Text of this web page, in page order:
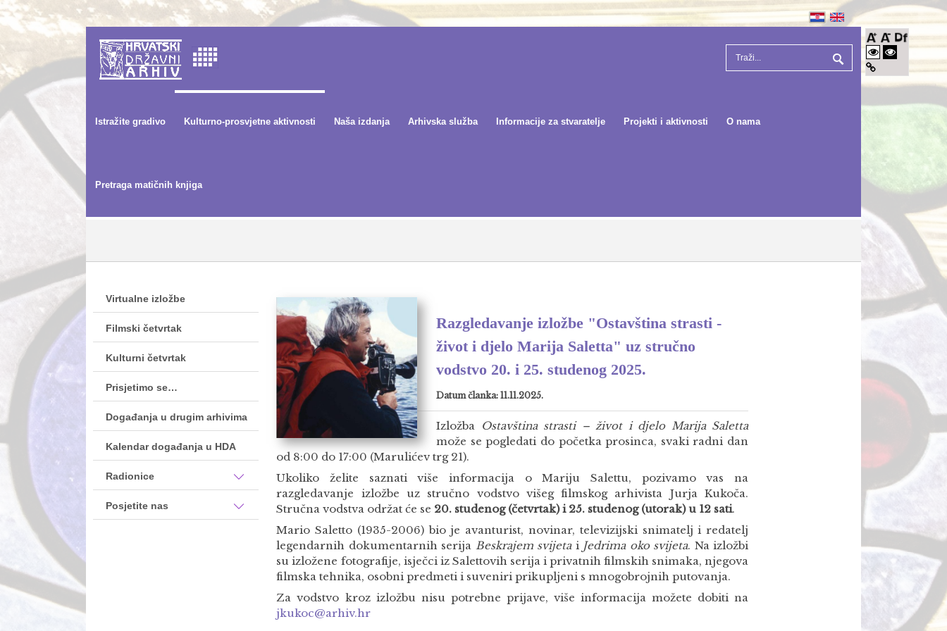
Istražite gradivo Kulturno-prosvjetne aktivnosti Naša izdanja Arhivska služba Informacije za stvaratelje Projekti i aktivnosti O nama
Pretraga matičnih knjiga
Virtualne izložbe
Filmski četvrtak
Kulturni četvrtak
Prisjetimo se…
Događanja u drugim arhivima
Kalendar događanja u HDA
Radionice
Posjetite nas
Razgledavanje izložbe "Ostavština strasti -
život i djelo Marija Saletta" uz stručno
vodstvo 20. i 25. studenog 2025.
Datum članka: 11.11.2025.
Izložba Ostavština strasti – život i djelo Marija Saletta
može se pogledati do početka prosinca, svaki radni dan
od 8:00 do 17:00 (Marulićev trg 21).
Ukoliko želite saznati više informacija o Mariju Salettu, pozivamo vas na
razgledavanje izložbe uz stručno vodstvo višeg filmskog arhivista Jurja Kukoča.
Stručna vodstva održat će se 20. studenog (četvrtak) i 25. studenog (utorak) u 12 sati.
Mario Saletto (1935-2006) bio je avanturist, novinar, televizijski snimatelj i redatelj
legendarnih dokumentarnih serija Beskrajem svijetai Jedrima oko svijeta. Na izložbi
su izložene fotografije, isječci iz Salettovih serija i privatnih filmskih snimaka, njegova
filmska tehnika, osobni predmeti i suveniri prikupljeni s mnogobrojnih putovanja.
Za vodstvo kroz izložbu nisu potrebne prijave, više informacija možete dobiti na
jkukoc@arhiv.hr